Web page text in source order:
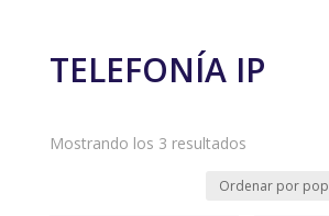
TELEFONÍA IP
Mostrando los 3 resultadosOrdenado
popularidad